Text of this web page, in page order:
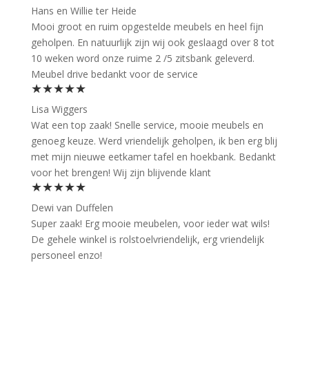
Hans en Willie ter Heide
Mooi groot en ruim opgestelde meubels en heel fijn
geholpen. En natuurlijk zijn wij ook geslaagd over 8 tot
10 weken word onze ruime 2 /5 zitsbank geleverd.
Meubel drive bedankt voor de service
★★★★★
Lisa Wiggers
Wat een top zaak! Snelle service, mooie meubels en
genoeg keuze. Werd vriendelijk geholpen, ik ben erg blij
met mijn nieuwe eetkamer tafel en hoekbank. Bedankt
voor het brengen! Wij zijn blijvende klant
★★★★★
Dewi van Duffelen
Super zaak! Erg mooie meubelen, voor ieder wat wils!
De gehele winkel is rolstoelvriendelijk, erg vriendelijk
personeel enzo!